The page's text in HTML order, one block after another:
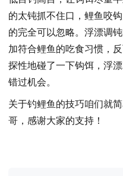
的太钝抓不住口，鲤鱼咬
的完全可以忽略。浮漂调
加符合鲤鱼的吃食习惯，
探性地碰了一下钩饵，浮
错过机会。
关于钓鲤鱼的技巧咱们就
哥，感谢大家的支持！